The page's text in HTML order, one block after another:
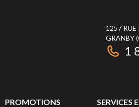
1257 RUE
GRANBY
1
PROMOTIONS SERVICES